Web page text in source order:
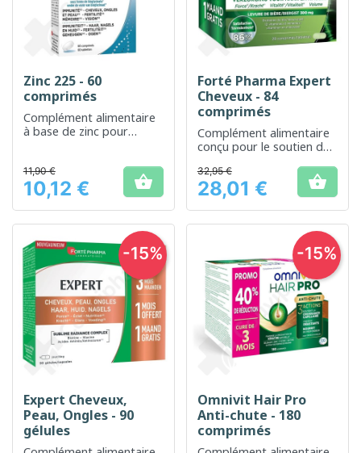
Zinc 225 - 60
comprimés
Complément alimentaire
à base de zinc pour
Prix
11,90 €
10,12 € 
Forté Pharma Expert
Cheveux - 84
comprimés
Complément alimentaire
conçu pour le soutien de
des cheveux
Prix
32,95 €
28,01 € 
Expert Cheveux,
Peau, Ongles - 90
gélules
-15%
Omnivit Hair Pro
Anti-chute - 180
comprimés
-15%